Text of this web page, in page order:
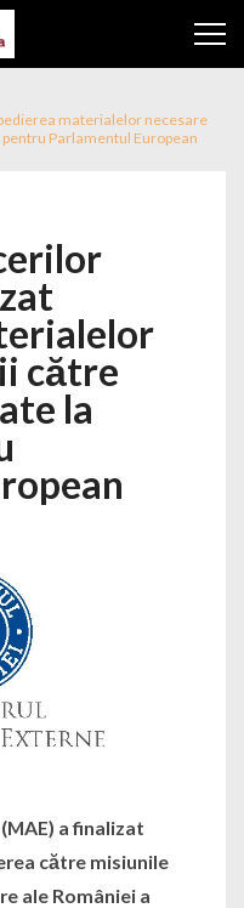
materialelor necesare
Parlamentul European
către
la
a finalizat
către misiunile
ale României a